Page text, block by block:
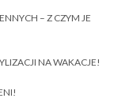
– Z CZYM JE
NA WAKACJE!